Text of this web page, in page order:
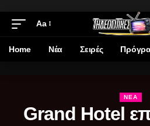
Aa
Home Νέα Σειρές
ΝΈΑ
Grand Hotel